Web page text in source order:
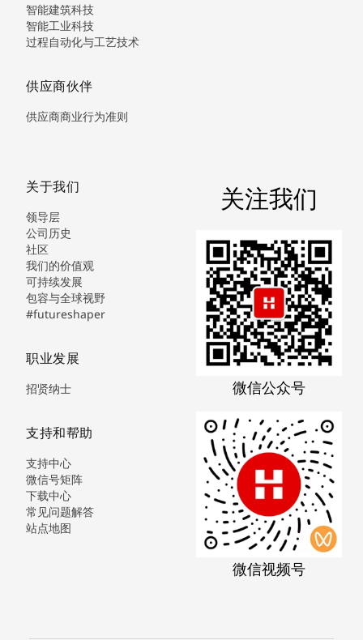
智能建筑科技
智能工业科技
过程自动化与工艺技术
供应商伙伴
供应商商业行为准则
关于我们
领导层
公司历史
社区
我们的价值观
可持续发展
包容与全球视野
#futureshaper
职业发展
招贤纳士
支持和帮助
支持中心
微信号矩阵
下载中心
常见问题解答
站点地图
关注我们
微信公众号
微信视频号